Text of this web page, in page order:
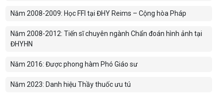
Năm 2008-2009: Học FFI tại ĐHY Reims – Cộng hòa Pháp
Năm 2008-2012: Tiến sĩ chuyên ngành Chẩn đoán hình ảnh tại
ĐHYHN
Năm 2016: Được phong hàm Phó Giáo sư
Năm 2023: Danh hiệu Thầy thuốc ưu tú